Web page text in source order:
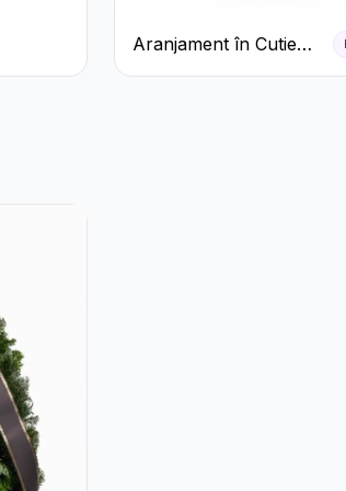
Aranjament în Cutie
Verde Mentă cu